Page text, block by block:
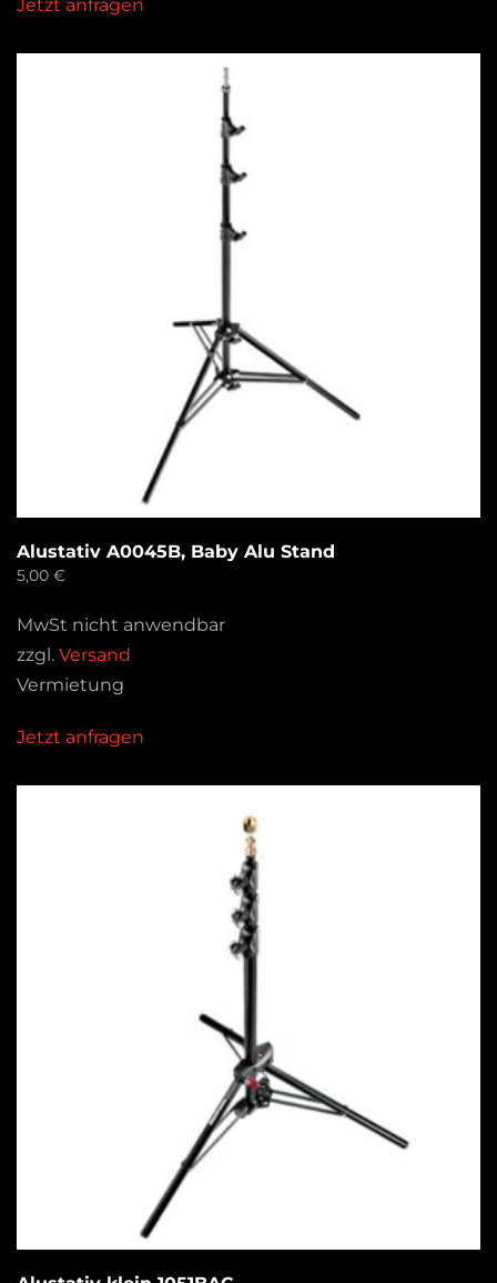
Jetzt anfragen
Alustativ A0045B, Baby Alu Stand
5,00 €
MwSt nicht anwendbar
zzgl. Versand
Vermietung
Jetzt anfragen